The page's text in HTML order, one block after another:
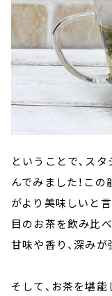
ということで、ス
んでみました！この
がより美味しいと
目のお茶を飲み比
甘味や香り、深み
そして、お茶を堪能